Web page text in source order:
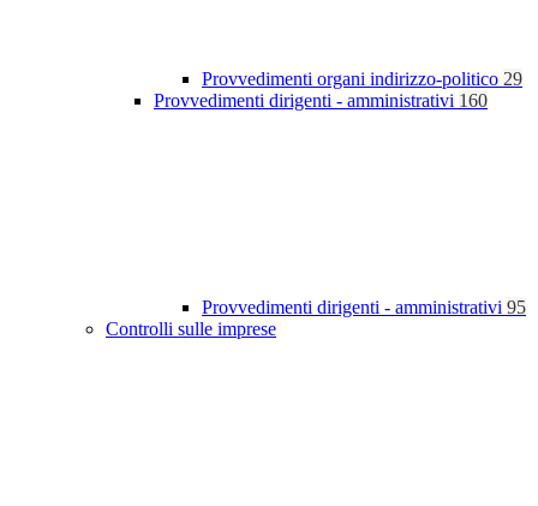
Provvedimenti organi indirizzo-politico 29
Provvedimenti dirigenti - amministrativi 160
Provvedimenti dirigenti - amministrativi 95
Controlli sulle imprese